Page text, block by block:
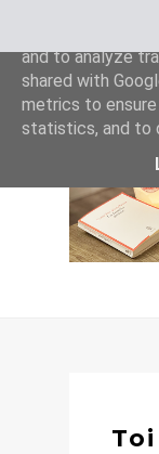
This site uses
and to analyze
shared with
metrics to
statistics, and to